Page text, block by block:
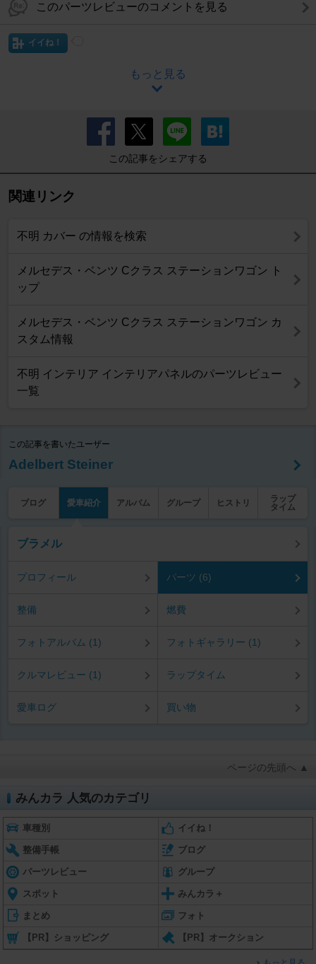
このパーツレビューのコメントを見る
イイね！
もっと見る
この記事をシェアする
関連リンク
不明 カバー の情報を検索
メルセデス・ベンツ Cクラス ステーションワゴン ト
ップ
メルセデス・ベンツ Cクラス ステーションワゴン カ
スタム情報
不明 インテリア インテリアパネルのパーツレビュー
一覧
この記事を書いたユーザー
Adelbert Steiner
ブログ 愛車紹介 アルバム グループ ヒストリ
ラップ
タイム
ブラメル
プロフィール パーツ (6)
整備 燃費
フォトアルバム (1) フォトギャラリー (1)
クルマレビュー (1) ラップタイム
愛車ログ 買い物
ページの先頭へ ▲
みんカラ 人気のカテゴリ
車種別 イイね！
整備手帳 ブログ
パーツレビュー グループ
スポット みんカラ＋
まとめ フォト
【PR】ショッピング 【PR】オークション